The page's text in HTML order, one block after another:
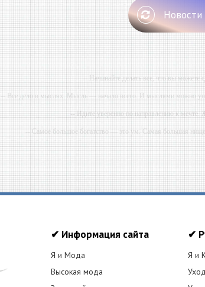
Новости
-- Начинайте делать все, что вы можете
-- Все дело в мыслях. Мысль — начало всего. И мыслями можно
-- Идите уверенно по направлению к
-- Самое большое богатство — это ум. Самая большая
-- Лучшее, что можно сделать с хорошим советом, это пропустить
✔ Информация сайта
Я и Мода
Высокая мода
✔
Я и